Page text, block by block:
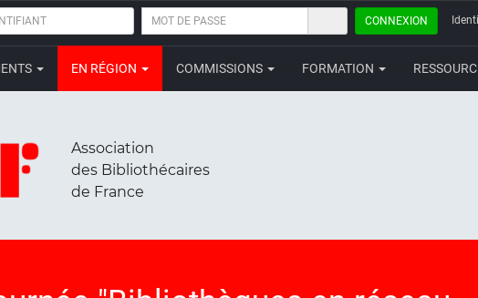
MOT
PASSE
CONNEXION
EN RÉGION COMMISSIONS FORMATION
Association
des Bibliothécaires
de France